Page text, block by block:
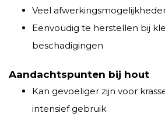
Veel
Eenvoudig te herstellen bij
beschadigingen
Aandachtspunten bij hout
Kan gevoeliger zijn voor
intensief gebruik